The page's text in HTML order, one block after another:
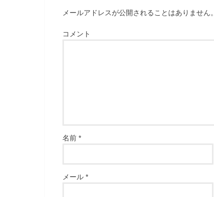
メールアドレスが公開されることはありません。
コメント
名前 *
メール *